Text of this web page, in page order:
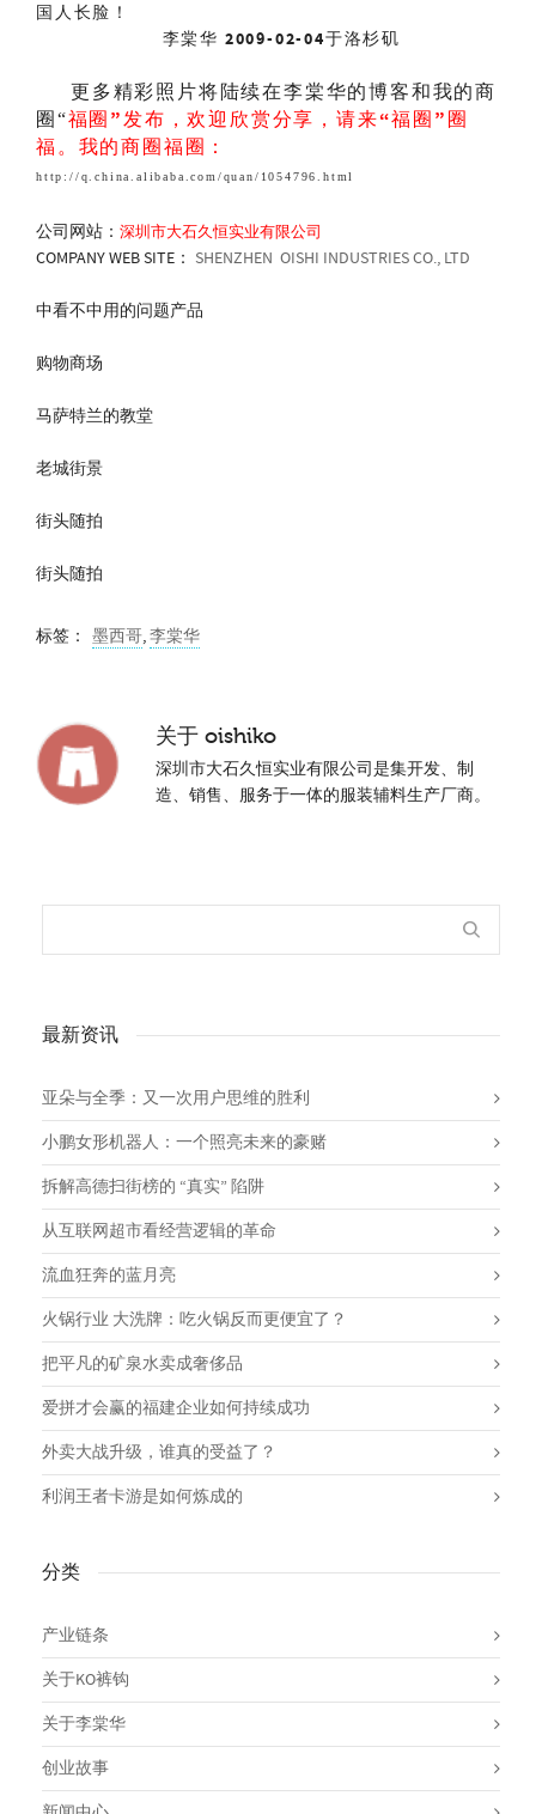
国人长脸！
李棠华 2009-02-04于洛杉矶
更多精彩照片将陆续在李棠华的博客和我的商
圈“福圈”发布，欢迎欣赏分享，请来“福圈”圈
福。
我的商圈福圈：
http://q.china.alibaba.com/quan/1054796.html
公司网站： 深圳市大石久恒实业有限公司
COMPANY WEB SITE： SHENZHEN OISHI INDUSTRIES CO., LTD
中看不中用的问题产品
购物商场
马萨特兰的教堂
老城街景
街头随拍
街头随拍
标签： 墨西哥,李棠华
关于 oishiko
深圳市大石久恒实业有限公司是集开发、制
造、销售、服务于一体的服装辅料生产厂商。
最新资讯
亚朵与全季：又一次用户思维的胜利
小鹏女形机器人：一个照亮未来的豪赌
拆解高德扫街榜的 “真实” 陷阱
从互联网超市看经营逻辑的革命
流血狂奔的蓝月亮
火锅行业 大洗牌：吃火锅反而更便宜了？
把平凡的矿泉水卖成奢侈品
爱拼才会赢的福建企业如何持续成功
外卖大战升级，谁真的受益了？
利润王者卡游是如何炼成的
分类
产业链条
关于KO裤钩
关于李棠华
创业故事